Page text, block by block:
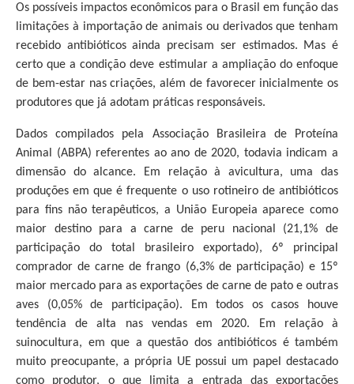
Os possíveis impactos econômicos para o Brasil em função das
limitações à importação de animais ou derivados que tenham
recebido antibióticos ainda precisam ser estimados. Mas é
certo que a condição deve estimular a ampliação do enfoque
de bem-estar nas criações, além de favorecer inicialmente os
produtores que já adotam práticas responsáveis.
Dados compilados pela Associação Brasileira de Proteína
Animal (ABPA) referentes ao ano de 2020, todavia indicam a
dimensão do alcance. Em relação à avicultura, uma das
produções em que é frequente o uso rotineiro de antibióticos
para fins não terapêuticos, a União Europeia aparece como
maior destino para a carne de peru nacional (21,1% de
participação do total brasileiro exportado), 6º principal
comprador de carne de frango (6,3% de participação) e 15º
maior mercado para as exportações de carne de pato e outras
aves (0,05% de participação). Em todos os casos houve
tendência de alta nas vendas em 2020. Em relação à
suinocultura, em que a questão dos antibióticos é também
muito preocupante, a própria UE possui um papel destacado
como produtor, o que limita a entrada das exportações